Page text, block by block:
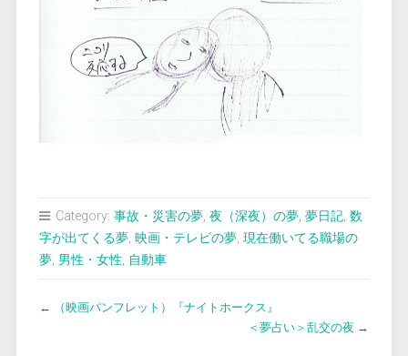
Category: 事故・災害の夢, 夜（深夜）の夢, 夢日記, 数
字が出てくる夢, 映画・テレビの夢, 現在働いてる職場の
夢, 男性・女性, 自動車
←
（映画パンフレット）『ナイトホークス』
＜夢占い＞乱交の夜 →